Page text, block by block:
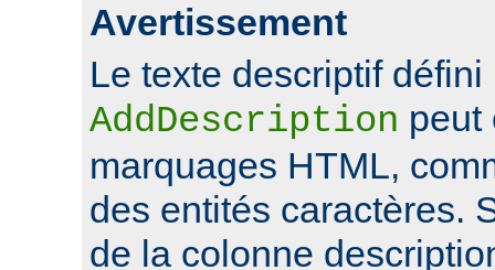
Avertissement
Le texte descriptif
AddDescription peut
marquages HTML,
des entités caractères.
de la colonne